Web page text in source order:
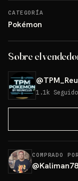
CATEGORÍA
Pokémon
Sobre el
@
1.1k
COMPRADO
@Kaliman78